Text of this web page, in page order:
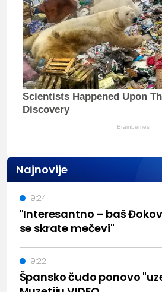
Scientists Happened Upon
Discovery
Brainberries
Najnovije
"Interesantno – baš
se skrate mečevi"
9:24
Špansko čudo ponovo
9:22